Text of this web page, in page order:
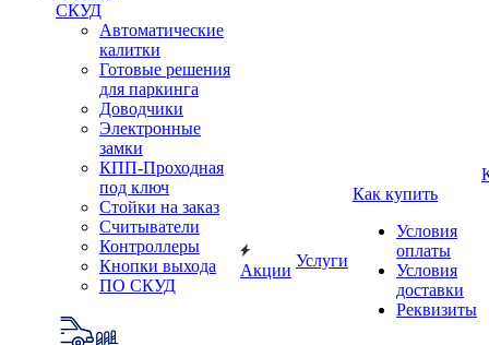
СКУД
Автоматические
калитки
Готовые решения
для паркинга
Доводчики
Электронные
замки
КПП-Проходная
под ключ
Стойки на заказ
Считыватели
Контроллеры
Кнопки выхода
ПО СКУД
Акции
Услуги
Как купить
Условия
оплаты
Условия
доставки
Реквизиты